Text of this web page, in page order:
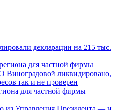
декларации на 215 тыс.
для частной фирмы